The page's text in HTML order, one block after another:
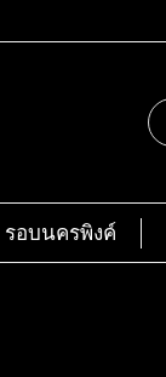
รอบนครพิงค์